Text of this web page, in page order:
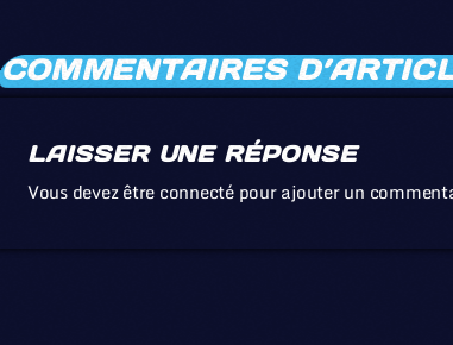
COMMENTAIRES
LAISSER UNE RÉPONSE
Vous devez être connecté pour ajouter un